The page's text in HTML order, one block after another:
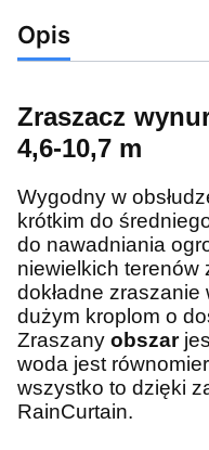
Opis
Zraszacz
4,6-10,7 m
Wygodny w
krótkim do
do nawadniania
niewielkich terenów
dokładne
dużym kroplom o
Zraszany obszar
woda jest
wszystko to dzięki
RainCurtain.